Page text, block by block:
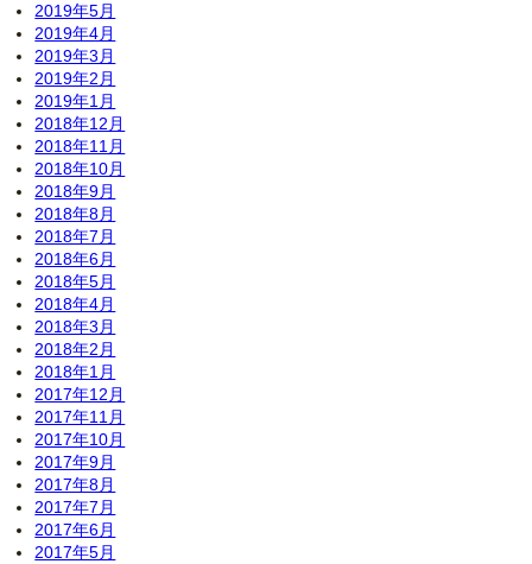
2019年5月
2019年4月
2019年3月
2019年2月
2019年1月
2018年12月
2018年11月
2018年10月
2018年9月
2018年8月
2018年7月
2018年6月
2018年5月
2018年4月
2018年3月
2018年2月
2018年1月
2017年12月
2017年11月
2017年10月
2017年9月
2017年8月
2017年7月
2017年6月
2017年5月